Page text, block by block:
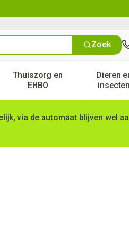
Zoek
categorie
voor Natuur geneeskunde
Thuiszorg en
EHBOToon submenu voor
Dieren
insecten
via de automaat blijven wel